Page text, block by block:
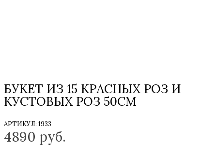
БУКЕТ ИЗ 15 КРАСНЫХ РОЗ И
КУСТОВЫХ РОЗ 50СМ
АРТИКУЛ: 1933
4890 руб.